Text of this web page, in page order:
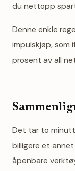
du nettopp
Denne enkle
impulskjøp, som
prosent av all
Det tar to
billigere et
åpenbare